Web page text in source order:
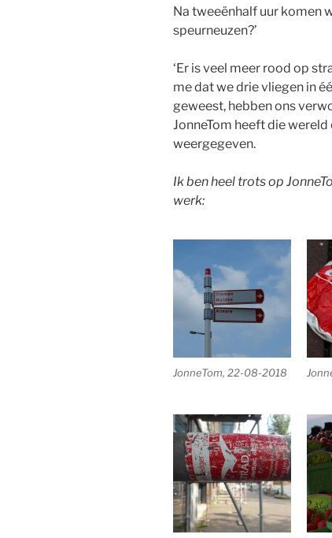
Na tweeënhalf uur komen
speurneuzen?’
‘Er is veel meer rood op
me dat we drie vliegen in
geweest, hebben ons
JonneTom heeft die
weergegeven.
Ik ben heel trots op
werk:
JonneTom, 22-08-2018